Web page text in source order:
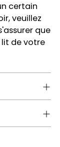
certain
veuillez
que
de votre